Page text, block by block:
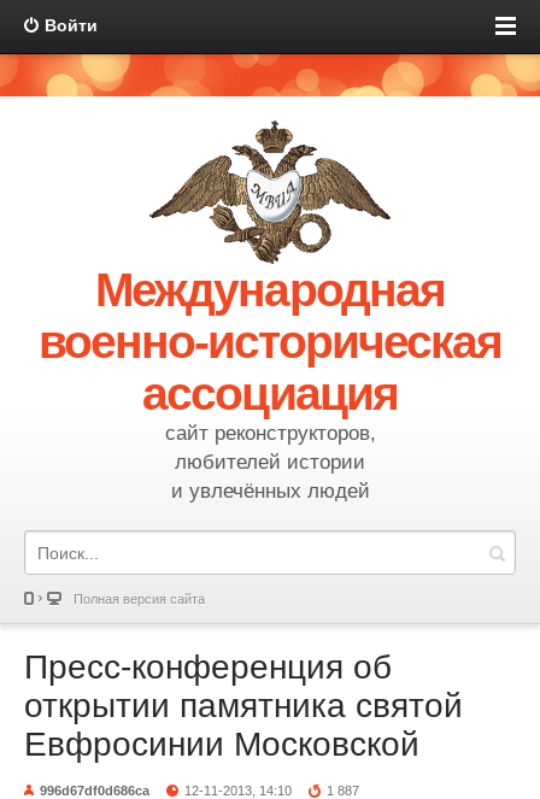
Войти
Международная
военно-историческая
ассоциация
сайт реконструкторов,
любителей истории
и увлечённых людей
Полная версия сайта
Пресс-конференция об
открытии памятника святой
Евфросинии Московской
996d67df0d686ca 12-11-2013, 14:10 1 887